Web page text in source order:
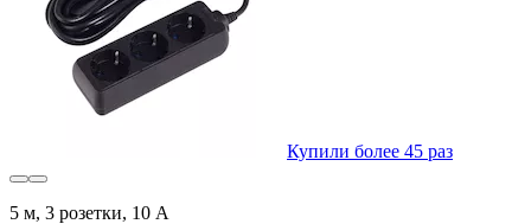
Купили более 45 раз
5 м, 3 розетки, 10 А